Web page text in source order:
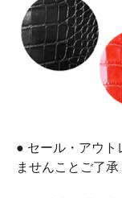
● セール・アウト
ませんことご了承